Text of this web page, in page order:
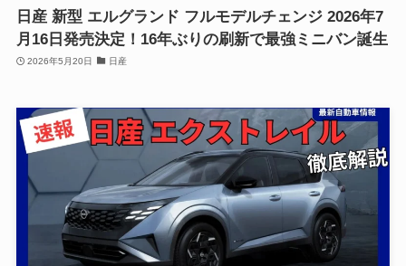
日産 新型 エルグランド フルモデルチェンジ 2026年7
月16日発売決定！16年ぶりの刷新で最強ミニバン誕生
2026年5月20日 日産